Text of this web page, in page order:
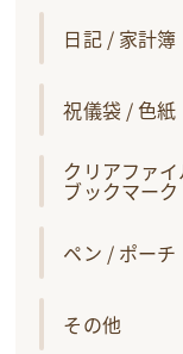
日記 / 家計簿
祝儀袋 / 色紙
クリアファ
ブックマーク
ペン / ポーチ
その他